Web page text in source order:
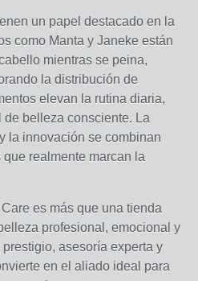
un papel destacado en la
como Manta y Janeke están
mientras se peina,
la distribución de
elevan la rutina diaria,
belleza consciente. La
la innovación se combinan
realmente marcan la
es más que una tienda
profesional, emocional y
asesoría experta y
en el aliado ideal para